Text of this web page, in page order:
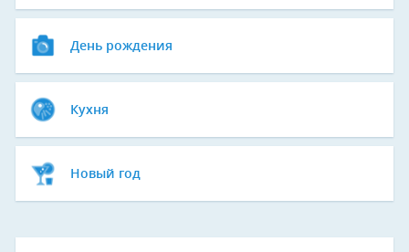
День рождения
Кухня
Новый год